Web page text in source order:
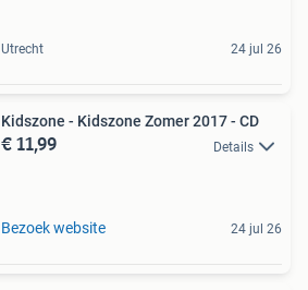
Utrecht 24 jul 26
Kidszone - Kidszone Zomer 2017 - CD
€ 11,99 Details
Bezoek website 24 jul 26